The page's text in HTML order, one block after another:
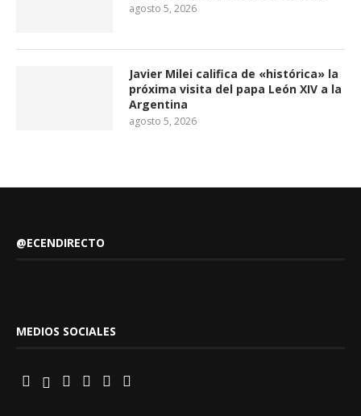
agosto 5, 2026
Javier Milei califica de «histórica» la
próxima visita del papa León XIV a la
Argentina
agosto 5, 2026
@ECENDIRECTO
MEDIOS SOCIALES